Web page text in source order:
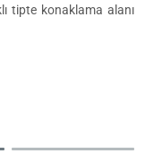
tipte konaklama alanı
yatak içeriyor. Aile Suiti
Studyo” ise iki tane
Yatak odasında
odasına bir adet
şekilde iki farklı oda